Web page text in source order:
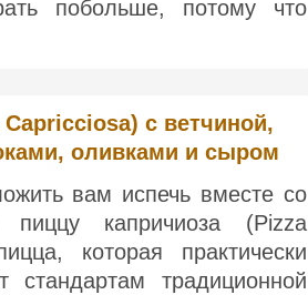
побольше, потому что
с ветчиной,
оливками и сыром
вам испечь вместе со
капричиоза (Pizza
которая практически
стандартам традиционной